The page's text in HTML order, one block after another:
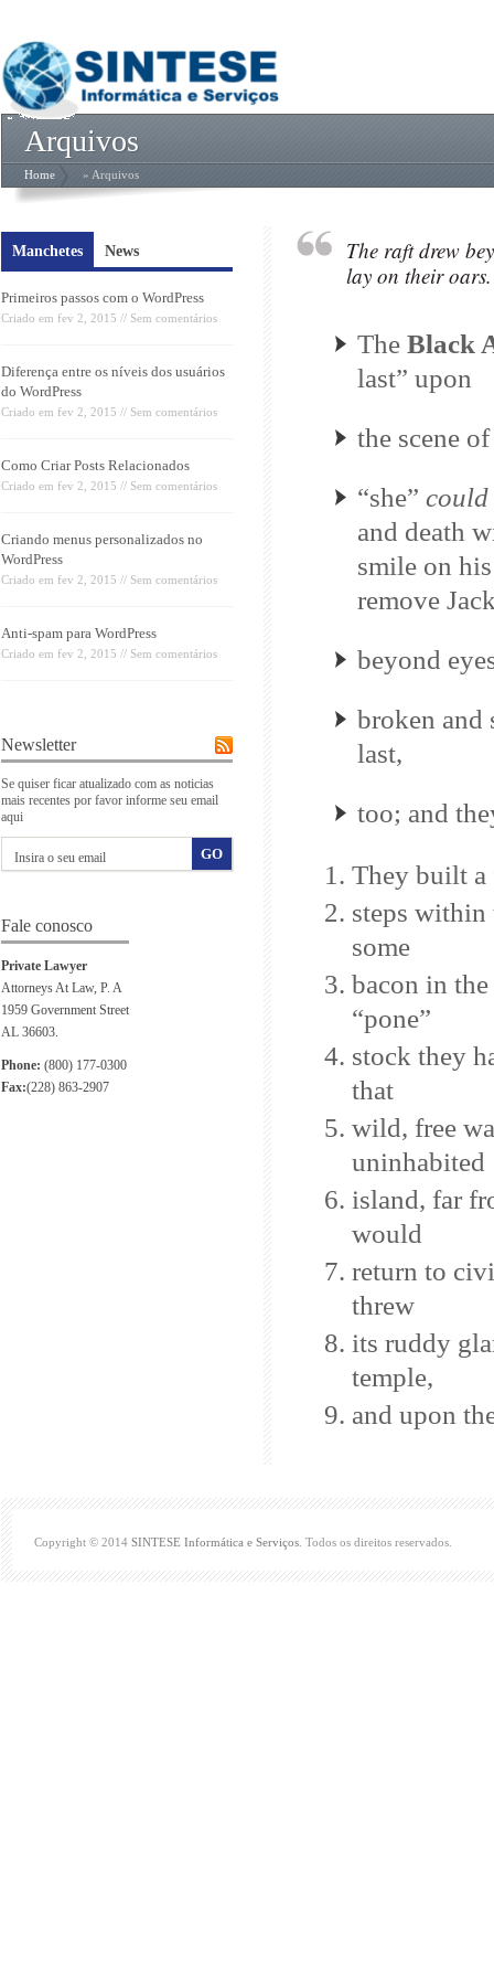
Arquivos
Home » Arquivos
The raft drew
lay on their oars.
The Black
last” upon
the scene
“she” could
and death
smile on
remove
beyond
broken and
last,
too; and
They built a
steps within
some
bacon in
“pone”
stock they
that
wild, free
uninhabited
island, far
would
return to
threw
its ruddy
temple,
and upon
Manchetes News
Primeiros passos com o WordPress
Criado em fev 2, 2015 // Sem comentários
Diferença entre os níveis dos usuários
do WordPress
Criado em fev 2, 2015 // Sem comentários
Como Criar Posts Relacionados
Criado em fev 2, 2015 // Sem comentários
Criando menus personalizados no
WordPress
Criado em fev 2, 2015 // Sem comentários
Anti-spam para WordPress
Criado em fev 2, 2015 // Sem comentários
Newsletter
Se quiser ficar atualizado com as noticias
mais recentes por favor informe seu email
aqui
Fale conosco
Private Lawyer
Attorneys At Law, P. A
1959 Government Street
AL 36603.
Phone: (800) 177-0300
Fax:(228) 863-2907
Copyright © 2014 SINTESE Informática e Serviços . Todos os direitos reservados.